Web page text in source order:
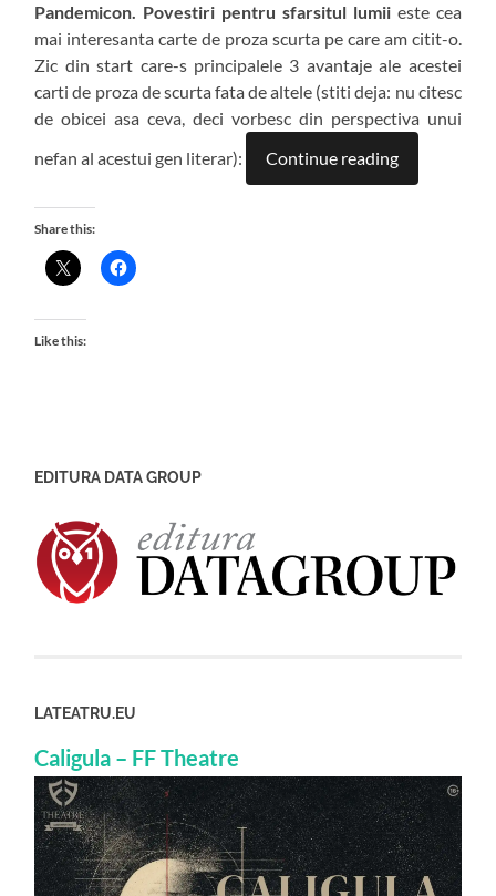
Pandemicon. Povestiri pentru sfarsitul lumiieste cea
mai interesanta carte de proza scurta pe care am citit-o.
Zic din start care-s principalele 3 avantaje ale acestei
carti de proza de scurta fata de altele (stiti deja: nu citesc
de obicei asa ceva, deci vorbesc din perspectiva unui
nefan al acestui gen literar):
Continue reading
Share this:
Like this:
EDITURA DATA GROUP
LATEATRU.EU
Caligula – FF Theatre